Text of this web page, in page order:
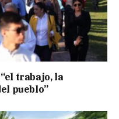
trabajo, la
pueblo”